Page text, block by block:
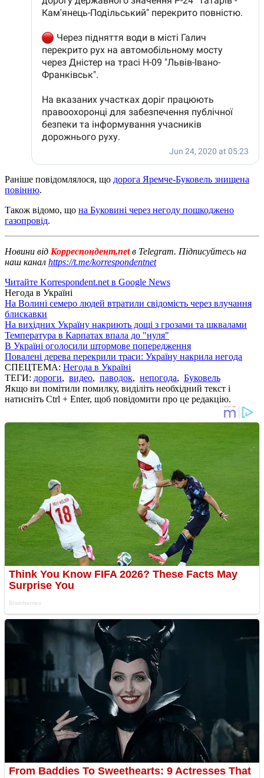
Раніше повідомлялося, що дорога Яремче-Буковель знищена
повінню.
Також відомо, що на Буковині через негоду пошкоджено
газопровід.
Новини від Корреспондент.netв Telegram. Підписуйтесь на
наш канал https://t.me/korrespondentnet
Читайте Korrespondent.net в Google News
Негода в Україні
На Волині семеро людей втратили свідомість через влучання
блискавки
На вихідних Україну накриють дощі з грозами та шквалами
Температура в Карпатах впала до "нуля"
В Україні оголосили штормове попередження
Повалені дерева перекрили траси: Україну накрила негода
СПЕЦТЕМА: Негода в Україні
ТЕГИ: дороги, видео, паводок, непогода, Буковель
Якщо ви помітили помилку, виділіть необхідний текст і
натисніть Ctrl + Enter, щоб повідомити про це редакцію.